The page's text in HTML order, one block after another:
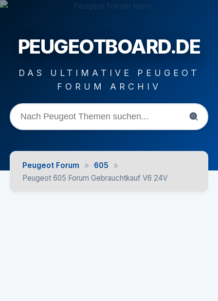
PEUGEOTBOARD.DE
DAS ULTIMATIVE PEUGEOT
FORUM ARCHIV
Peugeot Forum » 605 »
Peugeot 605 Forum Gebrauchtkauf V6 24V